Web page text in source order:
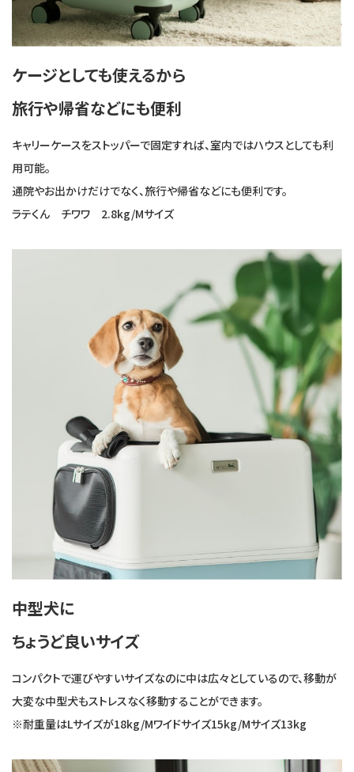
ケージとしても使えるから
旅行や帰省などにも便利
キャリーケースをストッパーで固定すれば、室内ではハウスとしても利
用可能。
通院やお出かけだけでなく、旅行や帰省などにも便利です。
ラテくん チワワ 2.8kg/Mサイズ
中型犬に
ちょうど良いサイズ
コンパクトで運びやすいサイズなのに中は広々としているので、移動が
大変な中型犬もストレスなく移動することができます。
※耐重量はLサイズが18kg/Mワイドサイズ15kg/Mサイズ13kg